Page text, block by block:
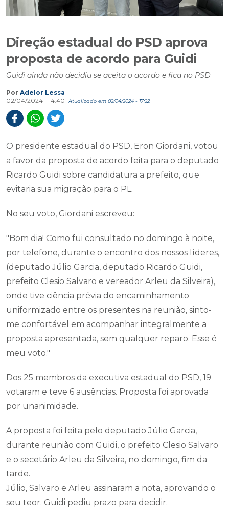
Direção estadual do PSD aprova
proposta de acordo para Guidi
Guidi ainda não decidiu se aceita o acordo e fica no PSD
Por Adelor Lessa
02/04/2024 - 14:40
Atualizado em 02/04/2024 - 17:22
O presidente estadual do PSD, Eron Giordani, votou
a favor da proposta de acordo feita para o deputado
Ricardo Guidi sobre candidatura a prefeito, que
evitaria sua migração para o PL.
No seu voto, Giordani escreveu:
"Bom dia! Como fui consultado no domingo à noite,
por telefone, durante o encontro dos nossos líderes,
(deputado Júlio Garcia, deputado Ricardo Guidi,
prefeito Clesio Salvaro e vereador Arleu da Silveira),
onde tive ciência prévia do encaminhamento
uniformizado entre os presentes na reunião, sinto-
me confortável em acompanhar integralmente a
proposta apresentada, sem qualquer reparo. Esse é
meu voto."
Dos 25 membros da executiva estadual do PSD, 19
votaram e teve 6 ausências. Proposta foi aprovada
por unanimidade.
A proposta foi feita pelo deputado Júlio Garcia,
durante reunião com Guidi, o prefeito Clesio Salvaro
e o secetário Arleu da Silveira, no domingo, fim da
tarde.
Júlio, Salvaro e Arleu assinaram a nota, aprovando o
seu teor. Guidi pediu prazo para decidir.